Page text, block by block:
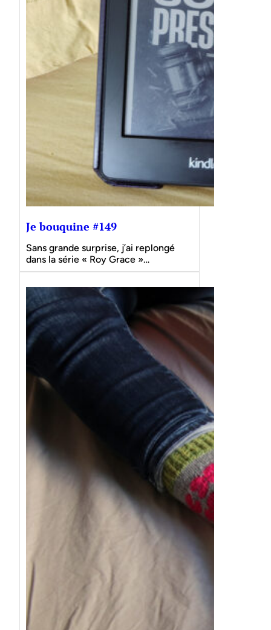
Je bouquine #149
Sans grande surprise, j’ai replongé
dans la série « Roy Grace »…